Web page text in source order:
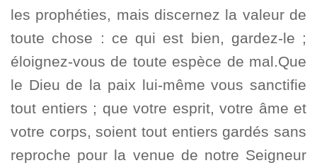
les prophéties, mais discernez la valeur de
toute chose : ce qui est bien, gardez-le ;
éloignez-vous de toute espèce de mal.Que
le Dieu de la paix lui-même vous sanctifie
tout entiers ; que votre esprit, votre âme et
votre corps, soient tout entiers gardés sans
reproche pour la venue de notre Seigneur